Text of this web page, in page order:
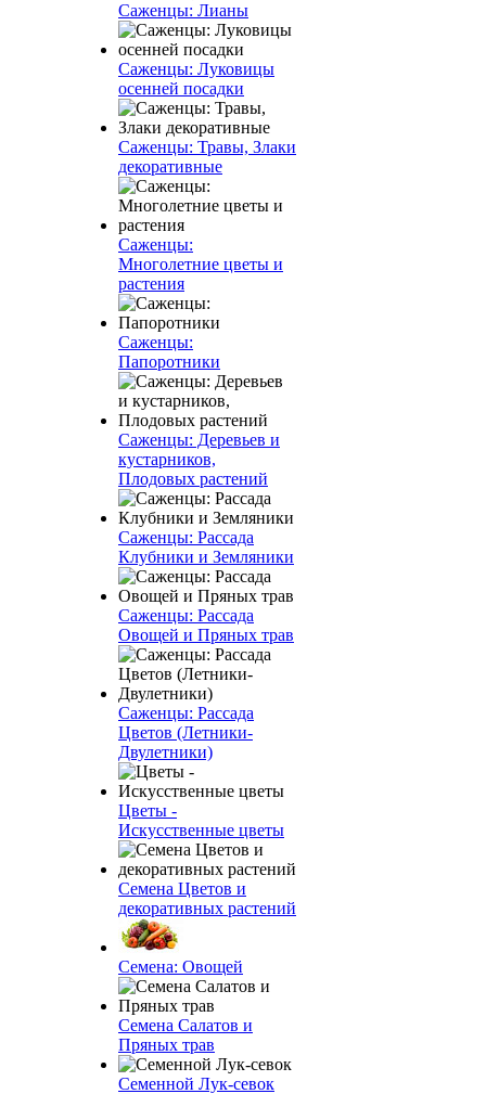
Саженцы: Лианы
Саженцы: Луковицы
осенней посадки
Саженцы: Травы, Злаки
декоративные
Саженцы:
Многолетние цветы и
растения
Саженцы:
Папоротники
Саженцы: Деревьев и
кустарников,
Плодовых растений
Саженцы: Рассада
Клубники и Земляники
Саженцы: Рассада
Овощей и Пряных трав
Саженцы: Рассада
Цветов (Летники-
Двулетники)
Цветы -
Искусственные цветы
Семена Цветов и
декоративных растений
Семена: Овощей
Семена Салатов и
Пряных трав
Семенной Лук-севок